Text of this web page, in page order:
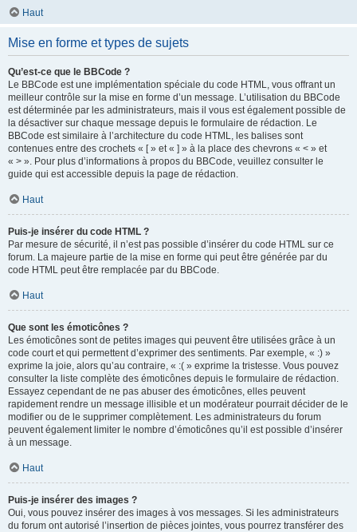
Haut
Mise en forme et types de sujets
Qu’est-ce que le BBCode ?
Le BBCode est une implémentation spéciale du code HTML, vous offrant un
meilleur contrôle sur la mise en forme d’un message. L’utilisation du BBCode
est déterminée par les administrateurs, mais il vous est également possible de
la désactiver sur chaque message depuis le formulaire de rédaction. Le
BBCode est similaire à l’architecture du code HTML, les balises sont
contenues entre des crochets « [ » et « ] » à la place des chevrons « < » et
« > ». Pour plus d’informations à propos du BBCode, veuillez consulter le
guide qui est accessible depuis la page de rédaction.
Haut
Puis-je insérer du code HTML ?
Par mesure de sécurité, il n’est pas possible d’insérer du code HTML sur ce
forum. La majeure partie de la mise en forme qui peut être générée par du
code HTML peut être remplacée par du BBCode.
Haut
Que sont les émoticônes ?
Les émoticônes sont de petites images qui peuvent être utilisées grâce à un
code court et qui permettent d’exprimer des sentiments. Par exemple, « :) »
exprime la joie, alors qu’au contraire, « :( » exprime la tristesse. Vous pouvez
consulter la liste complète des émoticônes depuis le formulaire de rédaction.
Essayez cependant de ne pas abuser des émoticônes, elles peuvent
rapidement rendre un message illisible et un modérateur pourrait décider de le
modifier ou de le supprimer complètement. Les administrateurs du forum
peuvent également limiter le nombre d’émoticônes qu’il est possible d’insérer
à un message.
Haut
Puis-je insérer des images ?
Oui, vous pouvez insérer des images à vos messages. Si les administrateurs
du forum ont autorisé l’insertion de pièces jointes, vous pourrez transférer des